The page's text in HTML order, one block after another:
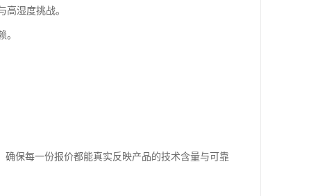
湿度挑战。
。
保每一份报价都能真实反映产品的技术含量与可靠